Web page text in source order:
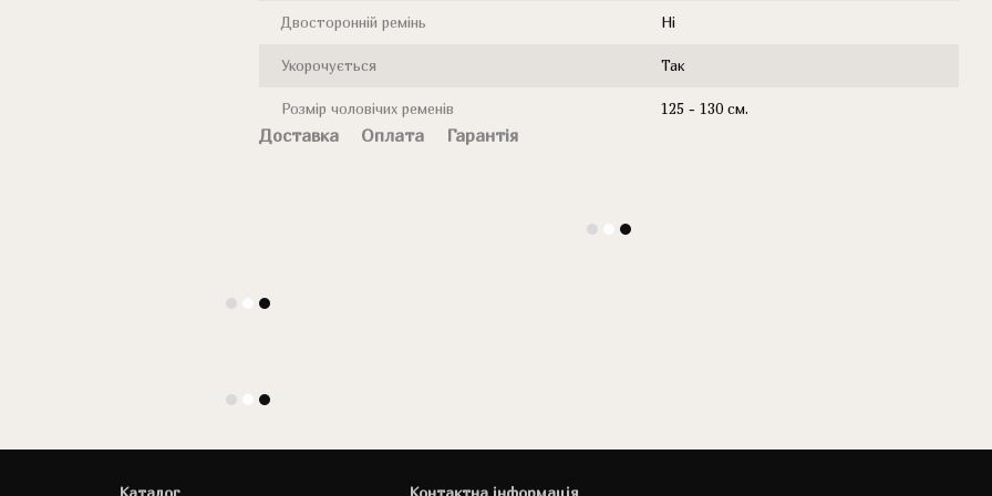
Двосторонній ремінь Ні
Укорочується Так
Розмір чоловічих ременів 125 - 130 см.
Доставка Оплата Гарантія
Каталог Контактна інформація